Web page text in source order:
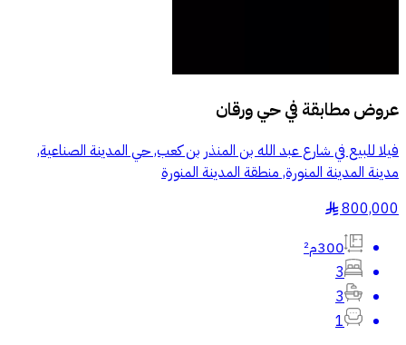
عروض مطابقة فيحي ورقان
فيلا للبيع في شارع عبد الله بن المنذر بن كعب, حي المدينة الصناعية,
مدينة المدينة المنورة, منطقة المدينة المنورة
800,000
§
300م²
3
3
1